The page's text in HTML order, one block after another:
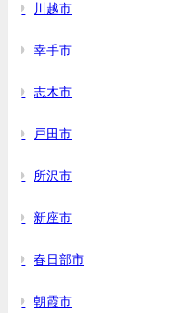
川越市
幸手市
志木市
戸田市
所沢市
新座市
春日部市
朝霞市